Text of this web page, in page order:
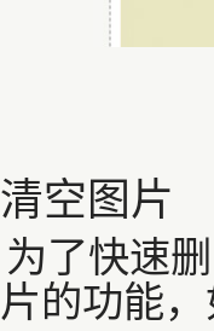
清空图片
为了快速
片的功能